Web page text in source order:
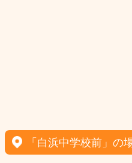
「白浜中学校前」の